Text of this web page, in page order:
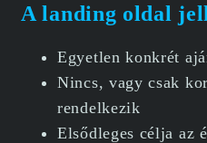
A landing oldal
Egyetlen konkrét
Nincs, vagy csak
rendelkezik
Elsődleges célja az